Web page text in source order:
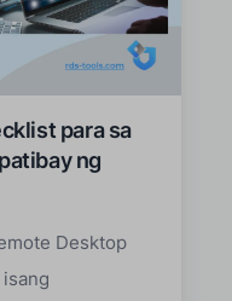
para sa
ng
Desktop